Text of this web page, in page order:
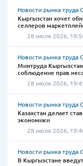
Новости рынка труда
Кыргызстан хочет
селлеров
28 июля 2026,
Новости рынка труда
Минтруда
соблюдение прав
28 июля 2026,
Новости рынка труда
Казахстан делает
экономики
28 июля 2026,
Новости рынка труда
В Кыргызстане